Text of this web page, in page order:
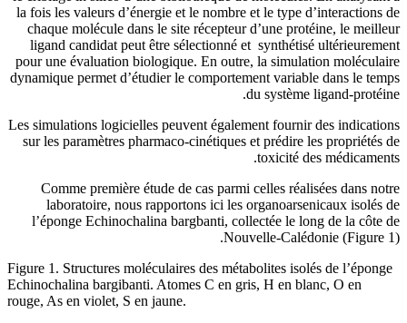
la fois les valeurs d’énergie et le
chaque molécule dans le site
ligand candidat peut être
pour une évaluation biologique.
dynamique permet d’étudier le
Les simulations logicielles peuvent
sur les paramètres pharmaco-
Comme première étude de
laboratoire, nous rapportons
l’éponge Echinochalina
Figure 1.Structures moléculaires
Echinochalina bargibanti. Atomes